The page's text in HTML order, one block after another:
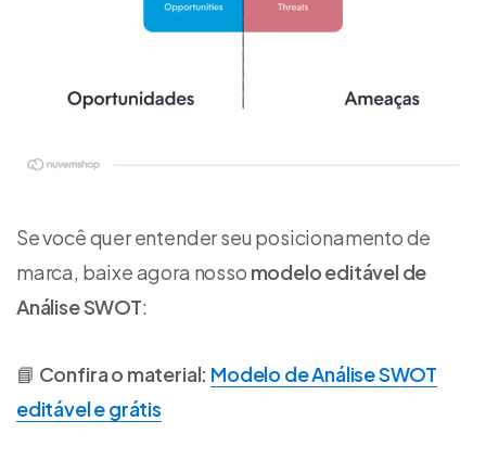
Se você quer entender seu posicionamento de
marca, baixe agora nosso modelo editável de
Análise SWOT:
📘 Confira o material: Modelo de Análise SWOT
editável e grátis